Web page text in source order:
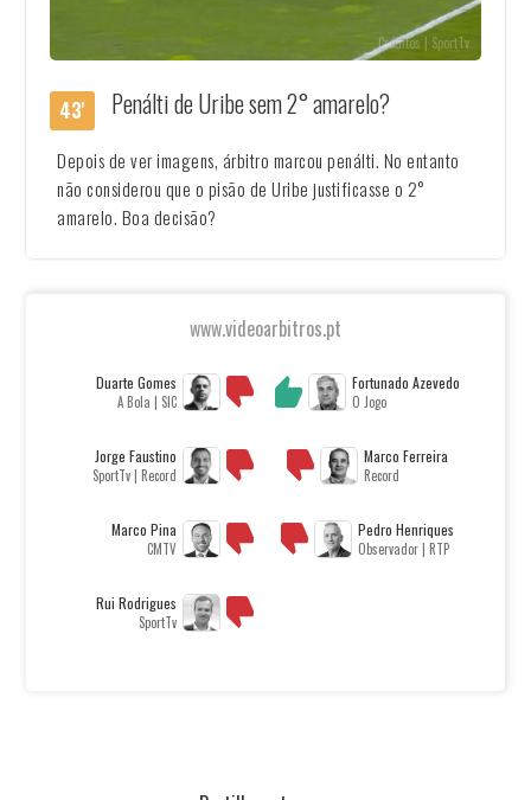
Créditos | SportTv
43' Penálti de Uribe sem 2° amarelo?
Depois de ver imagens, árbitro marcou penálti. No entanto
não considerou que o pisão de Uribe justificasse o 2°
amarelo. Boa decisão?
www.videoarbitros.pt
Duarte Gomes
A Bola | SIC
Fortunado Azevedo
O Jogo
Jorge Faustino
SportTv | Record
Marco Ferreira
Record
Marco Pina
CMTV
Pedro Henriques
Observador | RTP
Rui Rodrigues
SportTv